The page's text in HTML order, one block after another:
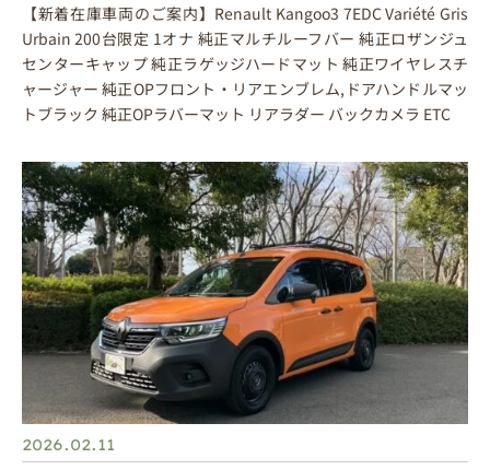
【新着在庫車両のご案内】Renault Kangoo3 7EDC Variété Gris
Urbain 200台限定 1オナ 純正マルチルーフバー 純正ロザンジュ
センターキャップ 純正ラゲッジハードマット 純正ワイヤレスチ
ャージャー 純正OPフロント・リアエンブレム,ドアハンドルマッ
トブラック 純正OPラバーマット リアラダー バックカメラ ETC
2026.02.11